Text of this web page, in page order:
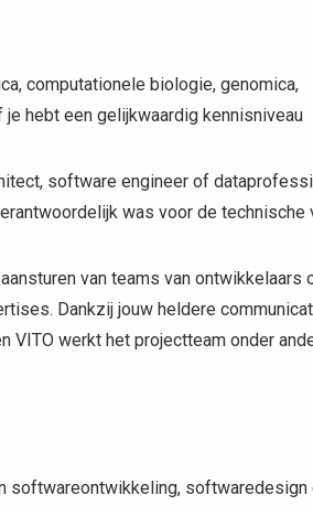
computationele biologie, genomica,
hebt een gelijkwaardig kennisniveau
software engineer of
was voor de
van teams van ontwikkelaars
Dankzij jouw heldere
VITO werkt het projectteam onder
softwareontwikkeling, softwaredesign